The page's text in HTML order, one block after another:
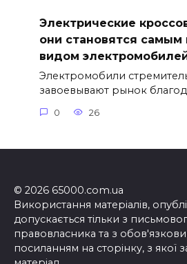
Электрические
они становятся
видом
Электромобили
завоевывают рынок
0 26
© 2026 65000.com.ua
Використання матеріалів,
допускається тільки з
правовласника та з
посиланням на сторінку, з якої